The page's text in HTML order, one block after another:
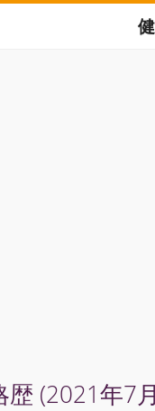
歴 (2021年7